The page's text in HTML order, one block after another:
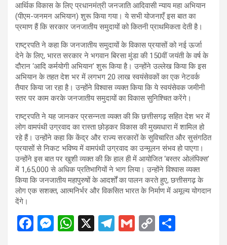
आर्थिक विकास के लिए प्रधानमंत्री जनजाति आदिवासी न्याय महा अभियान
(पीएम-जनमन अभियान) शुरू किया गया। ये सभी योजनाएँ इस बात का
प्रमाण हैं कि सरकार जनजातीय समुदायों को कितनी प्राथमिकता देती है।
राष्ट्रपति ने कहा कि जनजातीय समुदायों के विकास प्रयासों को नई ऊर्जा
देने के लिए, भारत सरकार ने भगवान बिरसा मुंडा की 150वीं जयंती के वर्ष के
दौरान ‘आदि कर्मयोगी अभियान’ शुरू किया है। उन्होंने उल्लेख किया कि इस
अभियान के तहत देश भर में लगभग 20 लाख स्वयंसेवकों का एक नेटवर्क
तैयार किया जा रहा है। उन्होंने विश्वास व्यक्त किया कि ये स्वयंसेवक जमीनी
स्तर पर काम करके जनजातीय समुदायों का विकास सुनिश्चित करेंगे।
राष्ट्रपति ने यह जानकर प्रसन्नता व्यक्त की कि छत्तीसगढ़ सहित देश भर में
लोग वामपंथी उग्रवाद का रास्ता छोड़कर विकास की मुख्यधारा में शामिल हो
रहे हैं। उन्होंने कहा कि केंद्र और राज्य सरकारों के सुविचारित और सुसंगठित
प्रयासों से निकट भविष्य में वामपंथी उग्रवाद का उन्मूलन संभव हो पाएगा।
उन्होंने इस बात पर खुशी व्यक्त की कि हाल ही में आयोजित ‘बस्तर ओलंपिक्स’
में 1,65,000 से अधिक प्रतिभागियों ने भाग लिया। उन्होंने विश्वास व्यक्त
किया कि जनजातीय महापुरुषों के आदर्शों का पालन करते हुए, छत्तीसगढ़ के
लोग एक सशक्त, आत्मनिर्भर और विकसित भारत के निर्माण में अमूल्य योगदान
देंगे।
F
M W X
T
G
C